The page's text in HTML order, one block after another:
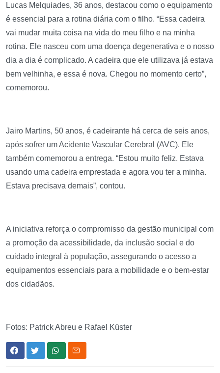
Lucas Melquiades, 36 anos, destacou como o equipamento
é essencial para a rotina diária com o filho. “Essa cadeira
vai mudar muita coisa na vida do meu filho e na minha
rotina. Ele nasceu com uma doença degenerativa e o nosso
dia a dia é complicado. A cadeira que ele utilizava já estava
bem velhinha, e essa é nova. Chegou no momento certo”,
comemorou.
Jairo Martins, 50 anos, é cadeirante há cerca de seis anos,
após sofrer um Acidente Vascular Cerebral (AVC). Ele
também comemorou a entrega. “Estou muito feliz. Estava
usando uma cadeira emprestada e agora vou ter a minha.
Estava precisava demais”, contou.
A iniciativa reforça o compromisso da gestão municipal com
a promoção da acessibilidade, da inclusão social e do
cuidado integral à população, assegurando o acesso a
equipamentos essenciais para a mobilidade e o bem-estar
dos cidadãos.
Fotos: Patrick Abreu e Rafael Küster